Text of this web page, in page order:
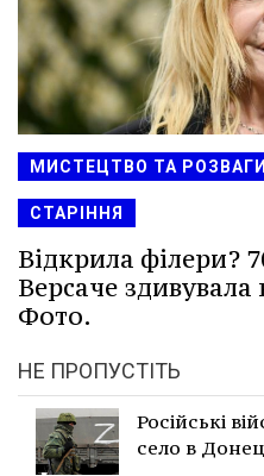
МИСТЕЦТВО ТА РОЗВАГИ
СТАРІННЯ
Відкрила філери?
Версаче
Фото.
НЕ ПРОПУСТІТЬ
Російські
село в